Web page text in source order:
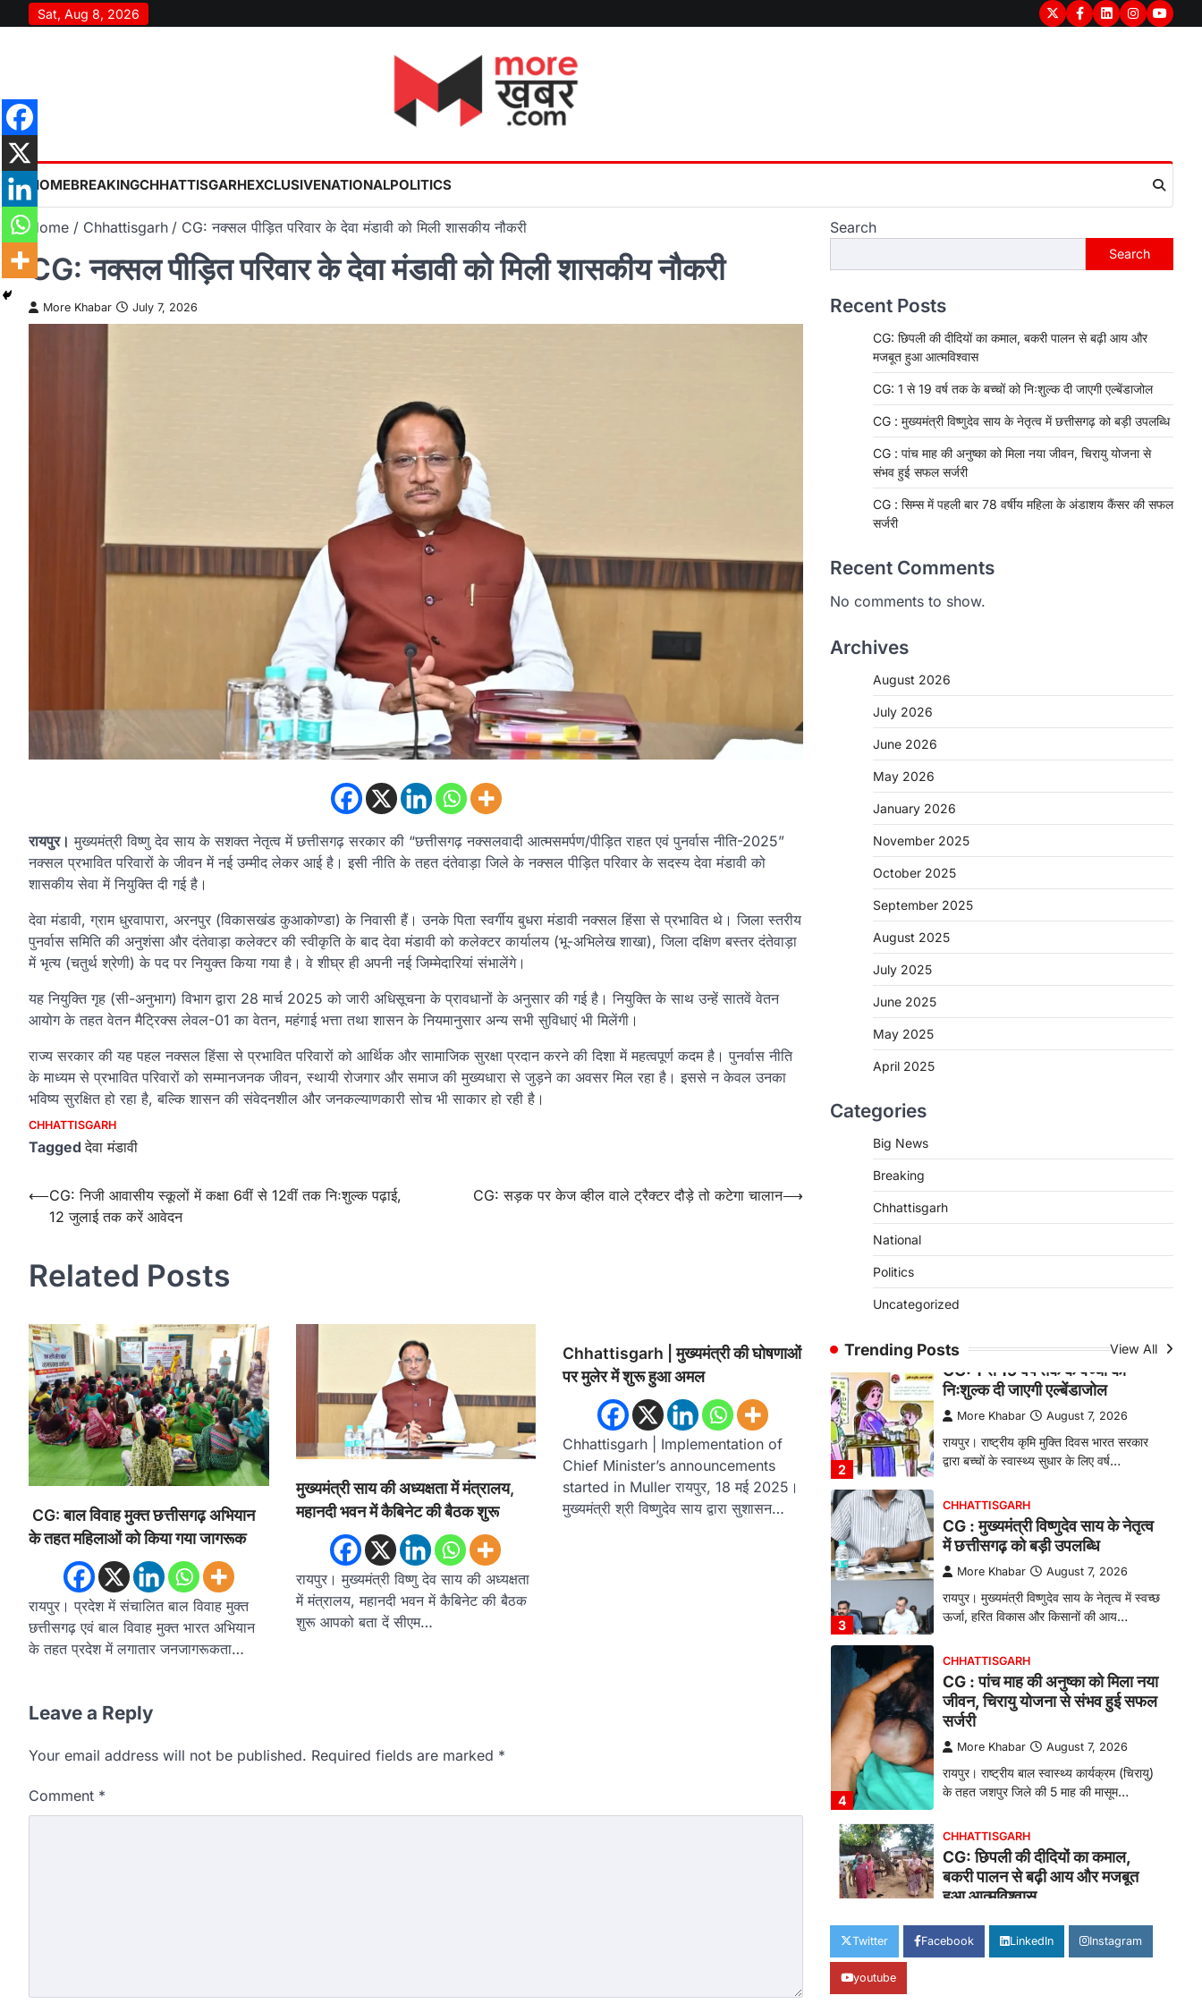
to
Sat, Aug 8, 2026
TwitterFacebook
LinkedInInstagram
HOMEBREAKINGCHHATTISGARHEXCLUSIVENATIONALPOLITICS
Home Chhattisgarh CG: नक्सल पीड़ित परिवार के देवा मंडावी को मिली शासकीय नौकरी
CG: नक्सल पीड़ित परिवार के देवा मंडावी को मिली शासकीय नौकरी
More Khabar July 7, 2026
रायपुर। मुख्यमंत्री विष्णु देव साय के सशक्त नेतृत्व में छत्तीसगढ़ सरकार की “छत्तीसगढ़ नक्सलवादी आत्मसमर्पण/पीड़ित राहत एवं पुनर्वास नीति-2025”
नक्सल प्रभावित परिवारों के जीवन में नई उम्मीद लेकर आई है। इसी नीति के तहत दंतेवाड़ा जिले के नक्सल पीड़ित परिवार के सदस्य देवा मंडावी को
शासकीय सेवा में नियुक्ति दी गई है।
देवा मंडावी, ग्राम धुरवापारा, अरनपुर (विकासखंड कुआकोण्डा) के निवासी हैं। उनके पिता स्वर्गीय बुधरा मंडावी नक्सल हिंसा से प्रभावित थे। जिला स्तरीय
पुनर्वास समिति की अनुशंसा और दंतेवाड़ा कलेक्टर की स्वीकृति के बाद देवा मंडावी को कलेक्टर कार्यालय (भू-अभिलेख शाखा), जिला दक्षिण बस्तर दंतेवाड़ा
में भृत्य (चतुर्थ श्रेणी) के पद पर नियुक्त किया गया है। वे शीघ्र ही अपनी नई जिम्मेदारियां संभालेंगे।
यह नियुक्ति गृह (सी-अनुभाग) विभाग द्वारा 28 मार्च 2025 को जारी अधिसूचना के प्रावधानों के अनुसार की गई है। नियुक्ति के साथ उन्हें सातवें वेतन
आयोग के तहत वेतन मैट्रिक्स लेवल-01 का वेतन, महंगाई भत्ता तथा शासन के नियमानुसार अन्य सभी सुविधाएं भी मिलेंगी।
राज्य सरकार की यह पहल नक्सल हिंसा से प्रभावित परिवारों को आर्थिक और सामाजिक सुरक्षा प्रदान करने की दिशा में महत्वपूर्ण कदम है। पुनर्वास नीति
के माध्यम से प्रभावित परिवारों को सम्मानजनक जीवन, स्थायी रोजगार और समाज की मुख्यधारा से जुड़ने का अवसर मिल रहा है। इससे न केवल उनका
भविष्य सुरक्षित हो रहा है, बल्कि शासन की संवेदनशील और जनकल्याणकारी सोच भी साकार हो रही है।
CHHATTISGARH
Taggedदेवा मंडावी
Post
navigation
⟵CG: निजी आवासीय स्कूलों में कक्षा 6वीं से 12वीं तक निःशुल्क पढ़ाई,
12 जुलाई तक करें आवेदन
CG: सड़क पर केज व्हील वाले ट्रैक्टर दौड़े तो कटेगा चालान⟶
Related Posts
CG: बाल विवाह मुक्त छत्तीसगढ़ अभियान
के तहत महिलाओं को किया गया जागरूक
रायपुर। प्रदेश में संचालित बाल विवाह मुक्त
छत्तीसगढ़ एवं बाल विवाह मुक्त भारत अभियान
के तहत प्रदेश में लगातार जनजागरूकता…
मुख्यमंत्री साय की अध्यक्षता में मंत्रालय,
महानदी भवन में कैबिनेट की बैठक शुरू
रायपुर। मुख्यमंत्री विष्णु देव साय की अध्यक्षता
में मंत्रालय, महानदी भवन में कैबिनेट की बैठक
शुरू आपको बता दें सीएम…
Chhattisgarh | मुख्यमंत्री की घोषणाओं
पर मुलेर में शुरू हुआ अमल
Chhattisgarh | Implementation of
Chief Minister’s announcements
started in Muller रायपुर, 18 मई 2025।
मुख्यमंत्री श्री विष्णुदेव साय द्वारा सुशासन…
Leave a Reply
Your email address will not be published. Required fields are marked *
Comment *
Search
Search
Recent Posts
CG: छिपली की दीदियों का कमाल, बकरी पालन से बढ़ी आय और
मजबूत हुआ आत्मविश्वास
CG: 1 से 19 वर्ष तक के बच्चों को निःशुल्क दी जाएगी एल्बेंडाजोल
CG : मुख्यमंत्री विष्णुदेव साय के नेतृत्व में छत्तीसगढ़ को बड़ी उपलब्धि
CG : पांच माह की अनुष्का को मिला नया जीवन, चिरायु योजना से
संभव हुई सफल सर्जरी
CG : सिम्स में पहली बार 78 वर्षीय महिला के अंडाशय कैंसर की सफल
सर्जरी
Recent Comments
No comments to show.
Archives
August 2026
July 2026
June 2026
May 2026
January 2026
November 2025
October 2025
September 2025
August 2025
July 2025
June 2025
May 2025
April 2025
Categories
Big News
Breaking
Chhattisgarh
National
Politics
Uncategorized
Trending Posts View All
CHHATTISGARH
निःशुल्क दी जाएगी एल्बेंडाजोल
CHHATTISGARH
CG : मुख्यमंत्री विष्णुदेव साय के नेतृत्व
में छत्तीसगढ़ को बड़ी उपलब्धि
More Khabar
रायपुर। मुख्यमंत्री विष्णुदेव साय के नेतृत्व में स्वच्छ
ऊर्जा, हरित विकास और किसानों की आय…
CG : पांच माह की अनुष्का को मिला नया
CG: छिपली की दीदियों का कमाल,
बकरी पालन से बढ़ी आय और मजबूत
More Khabar August 7, 2026
रायपुर। ग्रामीण महिलाओं को आर्थिक रूप से
सशक्त बनाने की दिशा में जिले के नगरी…
2
CHHATTISGARH
CG: 1 से 19 वर्ष तक के बच्चों को
निःशुल्क दी जाएगी एल्बेंडाजोल
More Khabar August 7, 2026
रायपुर। राष्ट्रीय कृमि मुक्ति दिवस भारत सरकार
द्वारा बच्चों के स्वास्थ्य सुधार के लिए वर्ष…
3
CHHATTISGARH
CG : मुख्यमंत्री विष्णुदेव साय के नेतृत्व
में छत्तीसगढ़ को बड़ी उपलब्धि
More Khabar August 7, 2026
रायपुर। मुख्यमंत्री विष्णुदेव साय के नेतृत्व में स्वच्छ
ऊर्जा, हरित विकास और किसानों की आय…
4
CHHATTISGARH
CG : पांच माह की अनुष्का को मिला नया
जीवन, चिरायु योजना से संभव हुई सफल
सर्जरी
More Khabar August 7, 2026
रायपुर। राष्ट्रीय बाल स्वास्थ्य कार्यक्रम (चिरायु)
के तहत जशपुर जिले की 5 माह की मासूम…
1
CHHATTISGARH
CG: छिपली की दीदियों का कमाल,
बकरी पालन से बढ़ी आय और मजबूत
हुआ आत्मविश्वास
More Khabar August 7, 2026
रायपुर। ग्रामीण महिलाओं को आर्थिक रूप से
Twitter Facebook LinkedIn Instagram
youtube